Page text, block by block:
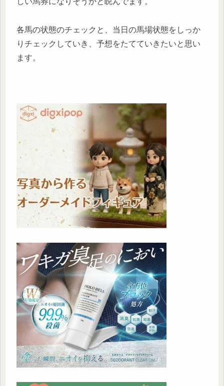
各馬の状態のチェックと、当日の馬場状態をしっか
りチェックしていき、予想をたてていきたいと思い
ます。